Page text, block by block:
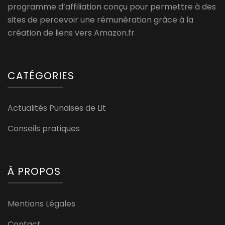
programme d’affiliation conçu pour permettre à des
sites de percevoir une rémunération grâce à la
création de liens vers Amazon.fr
CATÉGORIES
Actualités Punaises de Lit
Conseils pratiques
À PROPOS
Mentions Légales